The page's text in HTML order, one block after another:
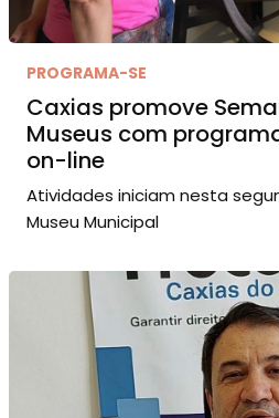
PROGRAMA-SE
Caxias promove
Museus com
on-line
Atividades iniciam nesta
Museu Municipal